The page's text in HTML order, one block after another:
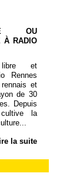
OU
À RADIO
libre et
Rennes
et
de 30
Depuis
la
la suite